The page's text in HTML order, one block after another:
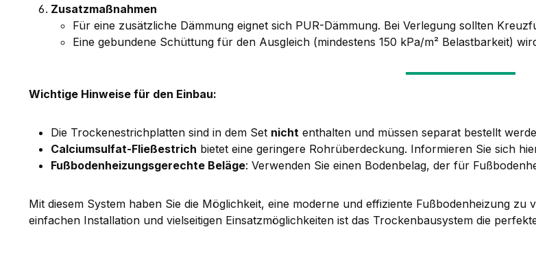
Zusatzmaßnahmen
Für eine zusätzliche Dämmung eignet sich PUR-Dämmung. Bei Verlegung sollten
Eine gebundene Schüttung für den Ausgleich (mindestens 150 kPa/m² Belastbarkeit)
Wichtige Hinweise für den Einbau:
Die Trockenestrichplatten sind in dem Set nicht enthalten und müssen separat bestellt
Calciumsulfat-Fließestrich bietet eine geringere Rohrüberdeckung. Informieren Sie sich
Fußbodenheizungsgerechte Beläge: Verwenden Sie einen Bodenbelag, der für
Mit diesem System haben Sie die Möglichkeit, eine moderne und effiziente Fußbodenheizung
einfachen Installation und vielseitigen Einsatzmöglichkeiten ist das Trockenbausystem die